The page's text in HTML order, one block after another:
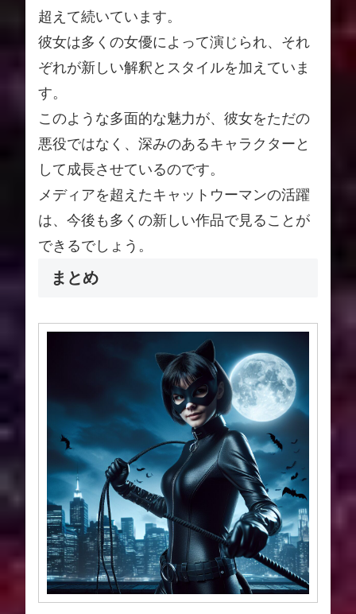
超えて続いています。
彼女は多くの女優によって演じられ、それ
ぞれが新しい解釈とスタイルを加えていま
す。
このような多面的な魅力が、彼女をただの
悪役ではなく、深みのあるキャラクターと
して成長させているのです。
メディアを超えたキャットウーマンの活躍
は、今後も多くの新しい作品で見ることが
できるでしょう。
まとめ